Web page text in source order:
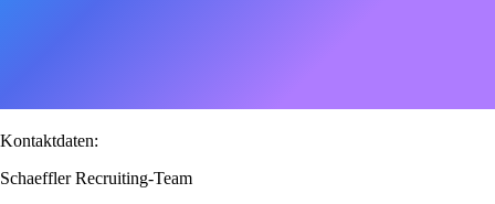
Kontaktdaten:
Schaeffler Recruiting-Team